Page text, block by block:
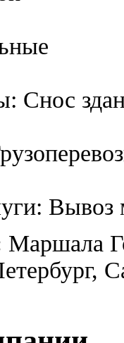
Снос
Вывоз
Маршала